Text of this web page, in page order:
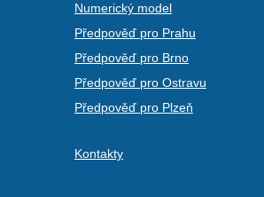
Numerický model
Předpověď pro Prahu
Předpověď pro Brno
Předpověď pro Ostravu
Předpověď pro Plzeň
Kontakty